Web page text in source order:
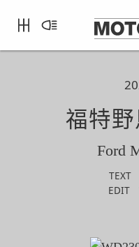
福特
Ford
TEXT
EDIT